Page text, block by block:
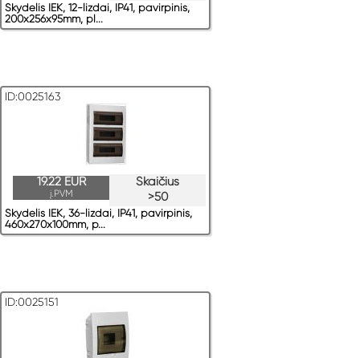
Skydelis IEK, 12-lizdai, IP41, pavirрinis,
200x256x95mm, pl...
ID:0025163
Skaičius
>50
19.22 EUR
į.PVM
Skydelis IEK, 36-lizdai, IP41, pavirрinis,
460x270x100mm, p...
ID:0025151